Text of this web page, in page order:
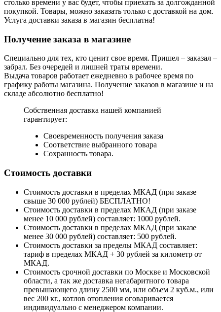
столько времени у вас будет, чтобы приехать за долгожданной
покупкой. Товары, можно заказать только с доставкой на дом.
Услуга доставки заказа в магазин бесплатна!
Получение заказа в магазине
Специально для тех, кто ценит свое время. Пришел – заказал –
забрал. Без очередей и лишней траты времени.
Выдача товаров работает ежедневно в рабочее время по
графику работы магазина. Получение заказов в магазине и на
складе абсолютно бесплатно!
Собственная доставка нашей компанией
гарантирует:
Своевременность получения заказа
Соответствие выбранного товара
Сохранность товара.
Стоимость доставки
Стоимость доставки в пределах МКАД (при заказе
свыше 30 000 рублей) БЕСПЛАТНО!
Стоимость доставки в пределах МКАД (при заказе
менее 10 000 рублей) составляет: 1000 рублей.
Стоимость доставки в пределах МКАД (при заказе
менее 30 000 рублей) составляет: 500 рублей.
Стоимость доставки за пределы МКАД составляет:
тариф в пределах МКАД + 30 рублей за километр от
МКАД.
Стоимость срочной доставки по Москве и Московской
области, а так же доставка негабаритного товара
превышающего длину 2500 мм, или объем 2 куб.м., или
вес 200 кг., котлов отопления оговаривается
индивидуально с менеджером компании.